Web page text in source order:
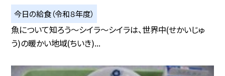
今日の給食（令和８年度）
魚について知ろう～シイラ～シイラは、世界中(せかいじゅ
う)の暖かい地域(ちいき)...